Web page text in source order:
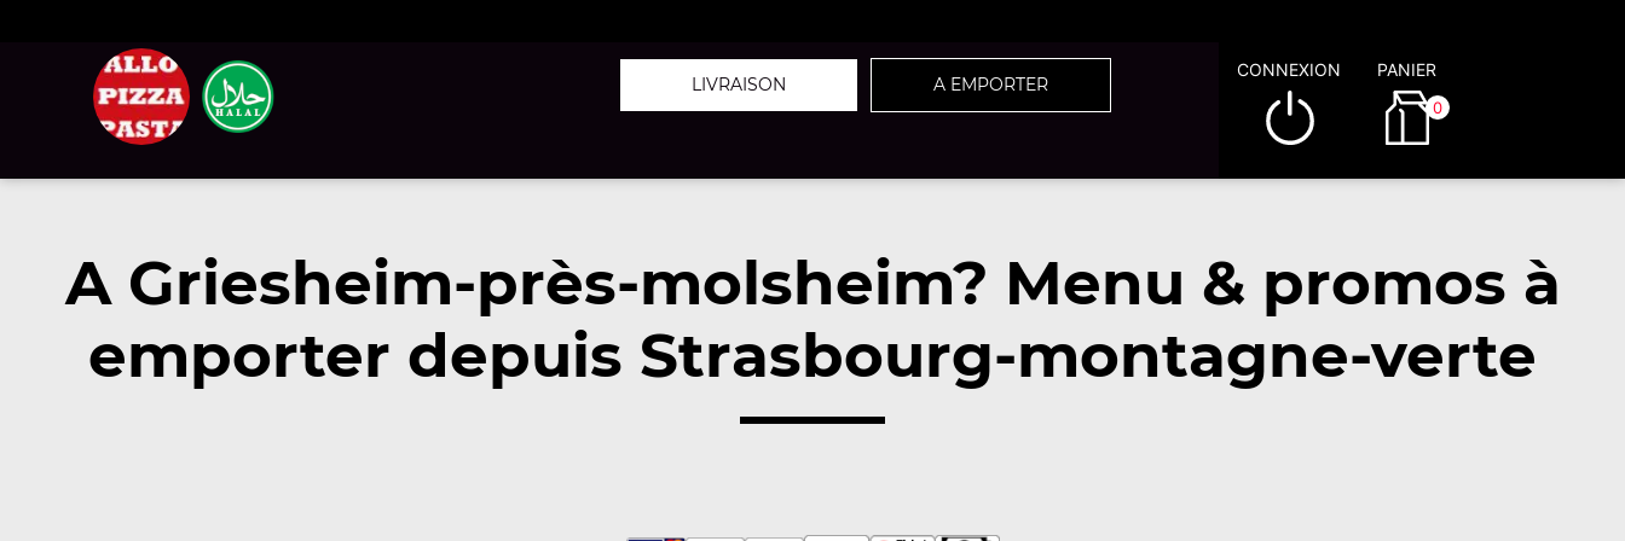
LIVRAISON A EMPORTER
CONNEXION PANIER
0
A Griesheim-près-molsheim? Menu & promos à
emporter depuis Strasbourg-montagne-verte